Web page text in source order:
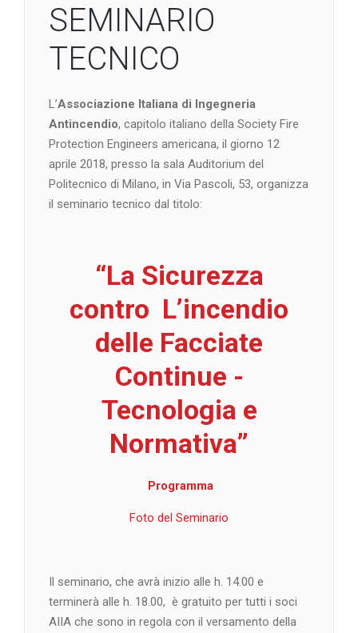
SEMINARIO
TECNICO
L’Associazione Italiana di Ingegneria
Antincendio, capitolo italiano della Society Fire
Protection Engineers americana, il giorno 12
aprile 2018, presso la sala Auditorium del
Politecnico di Milano, in Via Pascoli, 53, organizza
il seminario tecnico dal titolo:
“La Sicurezza
contro L’incendio
delle Facciate
Continue -
Tecnologia e
Normativa”
Programma
Foto del Seminario
Il seminario, che avrà inizio alle h. 14.00 e
terminerà alle h. 18.00, è gratuito per tutti i soci
AIIA che sono in regola con il versamento della